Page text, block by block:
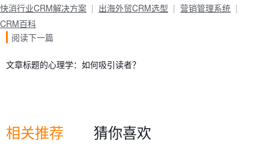
快消行业CRM解决方案
出海外贸CRM选型
营销管理系统
CRM百科
阅读下一篇
文章标题的心理学：如何吸引读者？
相关推荐 猜你喜欢